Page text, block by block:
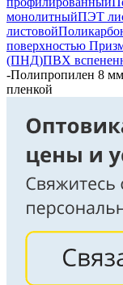
монолитныйПЭТ
листовой
поверхностью
(ПНД)ПВХ
-Полипропилен 8
пленкой